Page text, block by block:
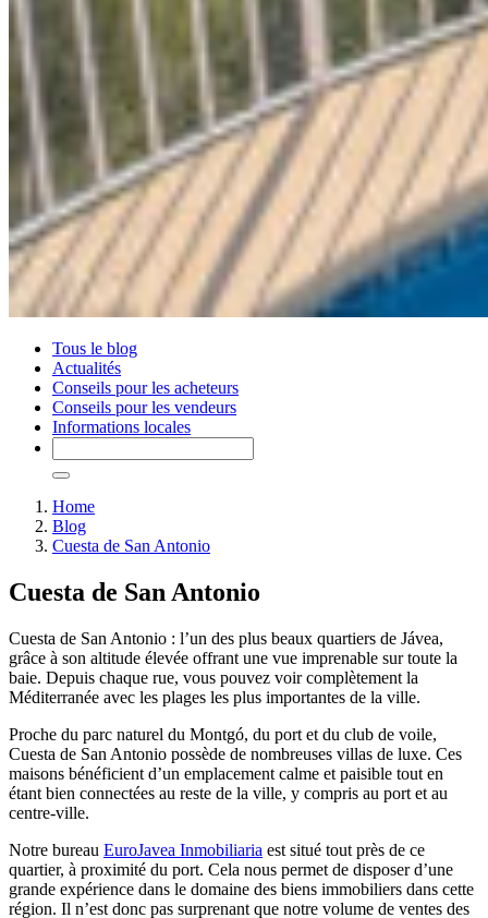
Tous le blog
Actualités
Conseils pour les acheteurs
Conseils pour les vendeurs
Informations locales
Home
Blog
Cuesta de San Antonio
Cuesta de San Antonio
Cuesta de San Antonio : l’un des plus beaux quartiers de Jávea,
grâce à son altitude élevée offrant une vue imprenable sur toute la
baie. Depuis chaque rue, vous pouvez voir complètement la
Méditerranée avec les plages les plus importantes de la ville.
Proche du parc naturel du Montgó, du port et du club de voile,
Cuesta de San Antonio possède de nombreuses villas de luxe. Ces
maisons bénéficient d’un emplacement calme et paisible tout en
étant bien connectées au reste de la ville, y compris au port et au
centre-ville.
Notre bureau EuroJavea Inmobiliaria est situé tout près de ce
quartier, à proximité du port. Cela nous permet de disposer d’une
grande expérience dans le domaine des biens immobiliers dans cette
région. Il n’est donc pas surprenant que notre volume de ventes des